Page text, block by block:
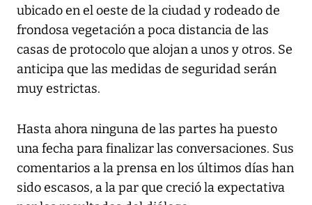
ubicado en el oeste de la ciudad y rodeado de
frondosa vegetación a poca distancia de las
casas de protocolo que alojan a unos y otros. Se
anticipa que las medidas de seguridad serán
muy estrictas.
Hasta ahora ninguna de las partes ha puesto
una fecha para finalizar las conversaciones. Sus
comentarios a la prensa en los últimos días han
sido escasos, a la par que creció la expectativa